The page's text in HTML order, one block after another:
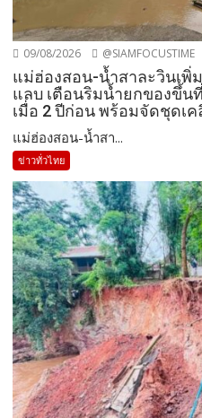
09/08/2026 @SIAMFOCUSTIME
แม่ฮ่องสอน-น้ำสาละวินเพิ่
แลบ เตือนริมน้ำยกของขึ้น
เมื่อ 2 ปีก่อน พร้อมจัดชุดเค
แม่ฮ่องสอน-น้ำสา...
ข่าวทั่วไทย